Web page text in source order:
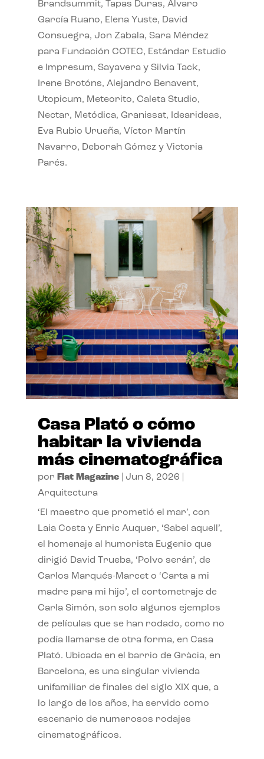
Brandsummit, Tapas Duras, Álvaro
García Ruano, Elena Yuste, David
Consuegra, Jon Zabala, Sara Méndez
para Fundación COTEC, Estándar Estudio
e Impresum, Sayavera y Silvia Tack,
Irene Brotóns, Alejandro Benavent,
Utopicum, Meteorito, Caleta Studio,
Nectar, Metódica, Granissat, Idearideas,
Eva Rubio Urueña, Víctor Martín
Navarro, Deborah Gómez y Victoria
Parés.
Casa Plató o cómo
habitar la vivienda
más cinematográfica
por Flat Magazine| Jun 8, 2026
Arquitectura
‘El maestro que prometió el mar’, con
Laia Costa y Enric Auquer, ‘Sabel aquell’,
el homenaje al humorista Eugenio que
dirigió David Trueba, ‘Polvo serán’, de
Carlos Marqués-Marcet o ‘Carta a mi
madre para mi hijo’, el cortometraje de
Carla Simón, son solo algunos ejemplos
de películas que se han rodado, como no
podía llamarse de otra forma, en Casa
Plató. Ubicada en el barrio de Gràcia, en
Barcelona, es una singular vivienda
unifamiliar de finales del siglo XIX que, a
lo largo de los años, ha servido como
escenario de numerosos rodajes
cinematográficos.